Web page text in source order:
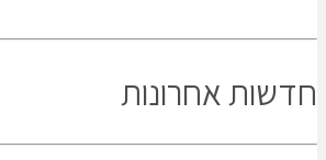
חדשות אחרונות